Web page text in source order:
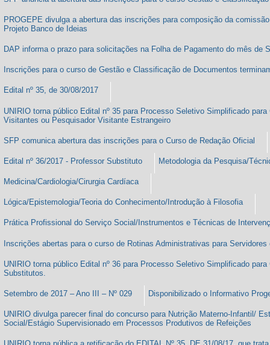
SFP anuncia a abertura das inscrições para o curso Gestão e
PROGEPE divulga a abertura das inscrições para composição da
Projeto Banco de Ideias
DAP informa o prazo para solicitações na Folha de Pagamento do mês de
Inscrições para o curso de Gestão e Classificação de Documentos
Edital nº 35, de 30/08/2017
UNIRIO torna público Edital nº 35 para Processo Seletivo Simplificado
Visitantes ou Pesquisador Visitante Estrangeiro
SFP comunica abertura das inscrições para o Curso de Redação Oficial
Metodologia da Pesquisa/
Medicina/Cardiologia/Cirurgia Cardíaca
Lógica/Epistemologia/Teoria do Conhecimento/Introdução à Filosofia
Prática Profissional do Serviço Social/Instrumentos e Técnicas de
Inscrições abertas para o curso de Rotinas Administrativas para
UNIRIO torna público Edital nº 36 para Processo Seletivo Simplificado
Disponibilizado o Informativo
UNIRIO divulga parecer final do concurso para Nutrição Materno-Infantil/
Social/Estágio Supervisionado em Processos Produtivos de Refeições